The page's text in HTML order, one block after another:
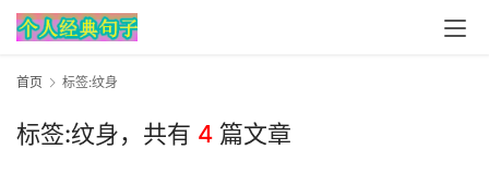
首页 标签:纹身
标签:纹身， 共有 4 篇文章